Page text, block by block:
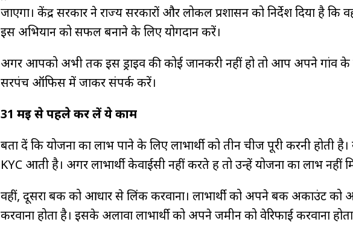
जाएगा। केंद्र सरकार ने राज्य सरकारों और लोकल प्रशासन को निर्देश दिया है कि
इस अभियान को सफल बनाने के लिए योगदान करें।
अगर आपको अभी तक इस ड्राइव की कोई जानकरी नहीं हो तो आप अपने गांव के
सरपंच ऑफिस में जाकर संपर्क करें।
31 मई से पहले कर लें ये काम
बता दें कि योजना का लाभ पाने के लिए लाभार्थी को तीन चीज पूरी करनी होती
KYC आती है। अगर लाभार्थी केवाईसी नहीं करते हैं तो उन्हें योजना का लाभ नहीं
वहीं, दूसरा बैंक को आधार से लिंक करवाना। लाभार्थी को अपने बैंक अकाउंट को
करवाना होता है। इसके अलावा लाभार्थी को अपने जमीन को वेरिफाई करवाना